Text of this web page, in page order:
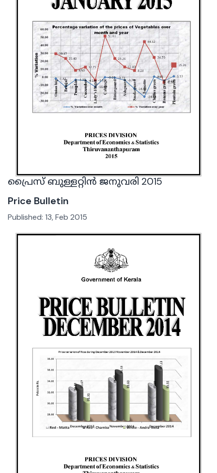
പ്രൈസ് ബുള്ളറ്റിൻ ജനുവരി 2015
Price Bulletin
Published: 13, Feb 2015